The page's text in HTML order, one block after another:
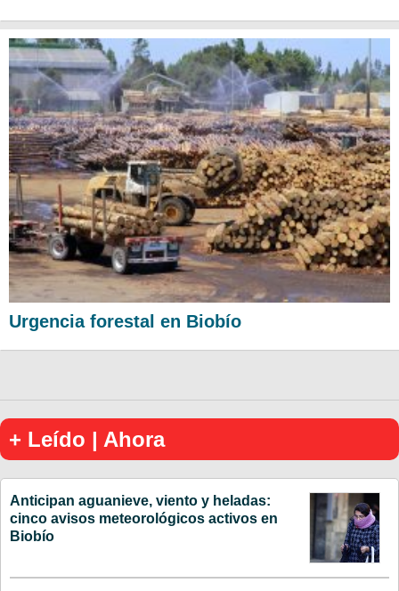
Urgencia forestal en Biobío
+ Leído | Ahora
Anticipan aguanieve, viento y heladas:
cinco avisos meteorológicos activos en
Biobío